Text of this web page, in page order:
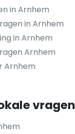
in Arnhem
in Arnhem
in Arnhem
Arnhem
Arnhem
vragen